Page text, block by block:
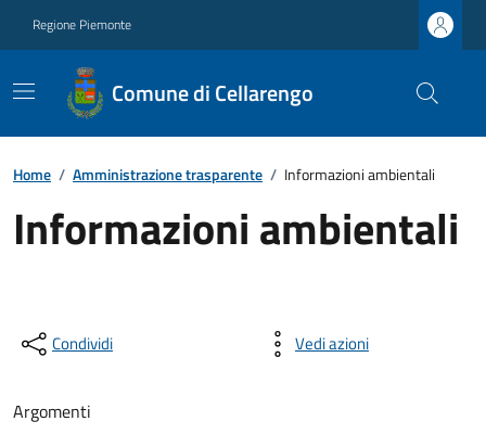
Regione Piemonte
Comune di Cellarengo
Home / Amministrazione trasparente / Informazioni ambientali
Informazioni ambientali
Condividi Vedi azioni
Argomenti